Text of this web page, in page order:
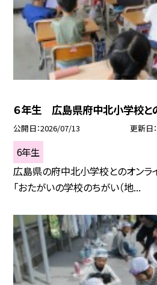
６年生 広島県府中北小学校と
公開日 2026/07/13 更新日
6年生
広島県の府中北小学校とのオンラ
「おたがいの学校のちがい（地...